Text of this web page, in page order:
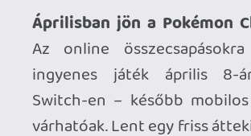
Új tulajdonosnál a Headup.
A Reforged
Studios felvásárolta az indie játékokra
specializálódott német kiadót,
hangsúlyozva, hogy semmiféle személyi
változás vagy leépítés nem várható
ennek következtében.